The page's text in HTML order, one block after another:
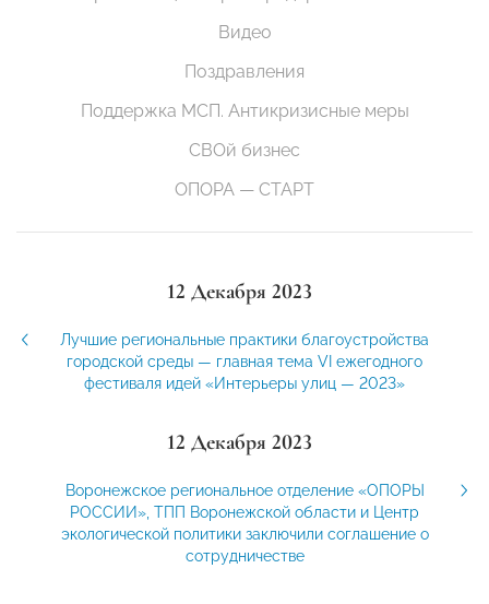
Видео
Поздравления
Поддержка МСП. Антикризисные меры
СВОй бизнес
ОПОРА — СТАРТ
12 Декабря 2023
Лучшие региональные практики благоустройства
городской среды — главная тема VI ежегодного
фестиваля идей «Интерьеры улиц — 2023»
12 Декабря 2023
Воронежское региональное отделение «ОПОРЫ
РОССИИ», ТПП Воронежской области и Центр
экологической политики заключили соглашение о
сотрудничестве